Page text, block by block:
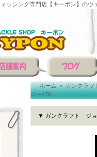
ッシング専門店【キーポン】のウ
ホーム＞ガンクラフ
ロー178
▼ ガンクラフト ジョ